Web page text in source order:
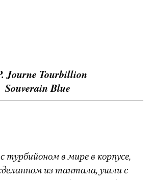
Journe Tourbillion
Souverain Blue
турбийоном в мире в корпусе,
из тантала, ушли с